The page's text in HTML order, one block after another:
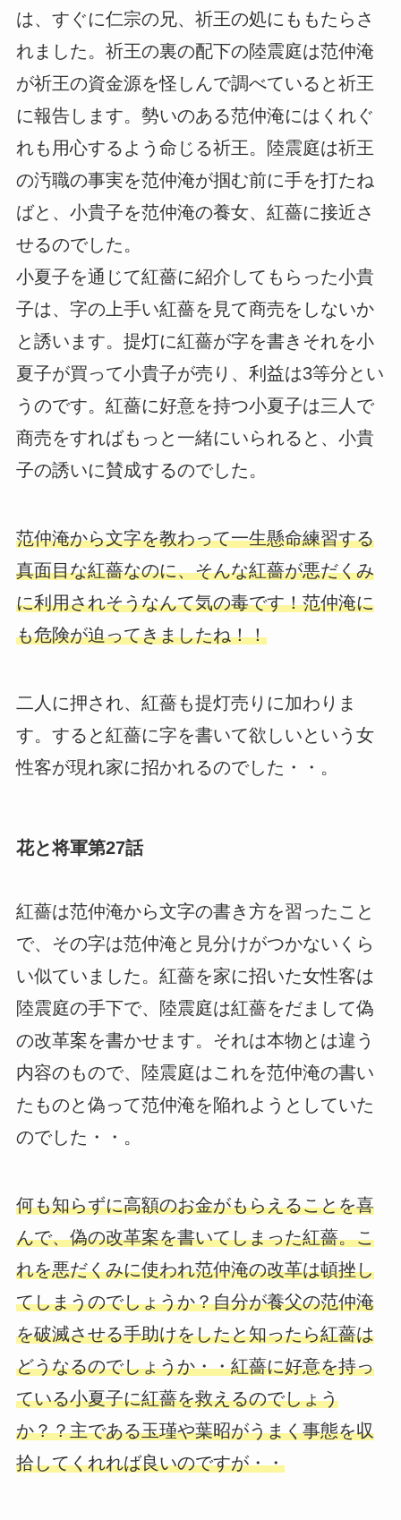
は、すぐに仁宗の兄、祈王の処にももたらさ
れました。祈王の裏の配下の陸震庭は范仲淹
が祈王の資金源を怪しんで調べていると祈王
に報告します。勢いのある范仲淹にはくれぐ
れも用心するよう命じる祈王。陸震庭は祈王
の汚職の事実を范仲淹が掴む前に手を打たね
ばと、小貴子を范仲淹の養女、紅薔に接近さ
せるのでした。
小夏子を通じて紅薔に紹介してもらった小貴
子は、字の上手い紅薔を見て商売をしないか
と誘います。提灯に紅薔が字を書きそれを小
夏子が買って小貴子が売り、利益は3等分とい
うのです。紅薔に好意を持つ小夏子は三人で
商売をすればもっと一緒にいられると、小貴
子の誘いに賛成するのでした。
范仲淹から文字を教わって一生懸命練習する
真面目な紅薔なのに、そんな紅薔が悪だくみ
に利用されそうなんて気の毒です！范仲淹に
も危険が迫ってきましたね！！
二人に押され、紅薔も提灯売りに加わりま
す。すると紅薔に字を書いて欲しいという女
性客が現れ家に招かれるのでした・・。
花と将軍第27話
紅薔は范仲淹から文字の書き方を習ったこと
で、その字は范仲淹と見分けがつかないくら
い似ていました。紅薔を家に招いた女性客は
陸震庭の手下で、陸震庭は紅薔をだまして偽
の改革案を書かせます。それは本物とは違う
内容のもので、陸震庭はこれを范仲淹の書い
たものと偽って范仲淹を陥れようとしていた
のでした・・。
何も知らずに高額のお金がもらえることを喜
んで、偽の改革案を書いてしまった紅薔。こ
れを悪だくみに使われ范仲淹の改革は頓挫し
てしまうのでしょうか？自分が養父の范仲淹
を破滅させる手助けをしたと知ったら紅薔は
どうなるのでしょうか・・紅薔に好意を持っ
ている小夏子に紅薔を救えるのでしょう
か？？主である玉瑾や葉昭がうまく事態を収
拾してくれれば良いのですが・・